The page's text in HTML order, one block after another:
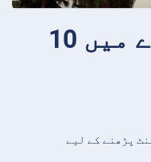
سنگاپور کے بارے میں 10